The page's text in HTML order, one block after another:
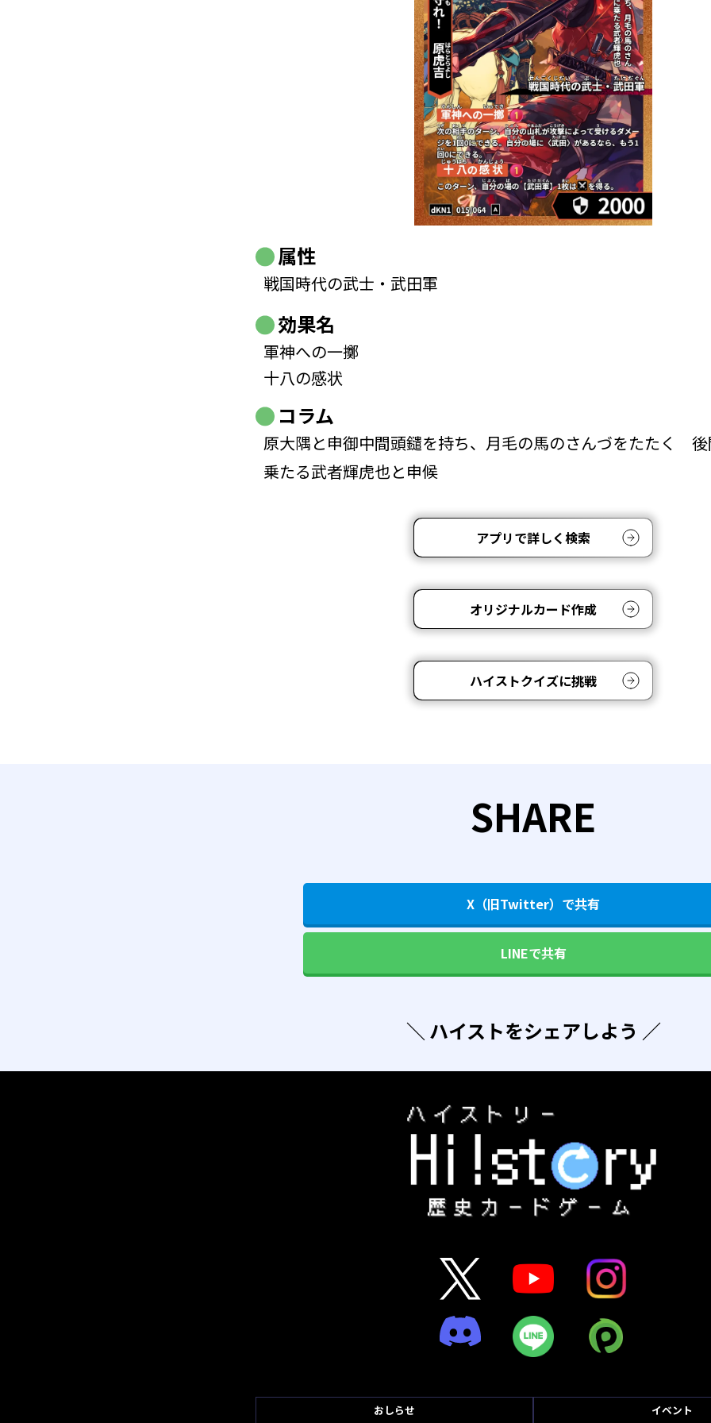
属性
戦国時代の武士・武田軍
効果名
軍神への一擲
十八の感状
コラム
原大隅と申御中間頭鑓を持ち、月毛の馬のさんづをたたく 後
乗たる武者輝虎也と申候
アプリで詳しく検索
オリジナルカード作成
ハイストクイズに挑戦
SHARE
X（旧Twitter）で共有
LINEで共有
＼ ハイストをシェアしよう ／
おしらせ
イベント